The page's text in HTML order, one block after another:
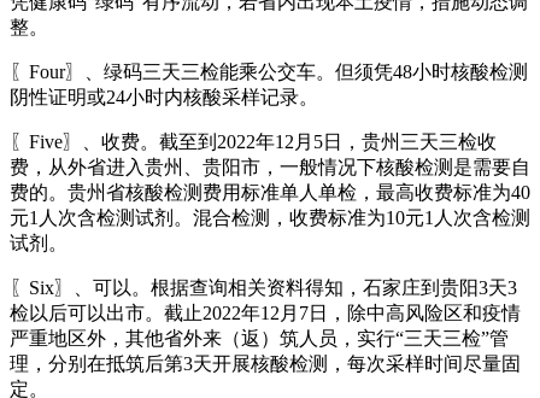
整。
〖Four〗、绿码三天三检能乘公交车。但须凭48小时核酸检测
阴性证明或24小时内核酸采样记录。
〖Five〗、收费。截至到2022年12月5日，贵州三天三检收
费，从外省进入贵州、贵阳市，一般情况下核酸检测是需要自
费的。贵州省核酸检测费用标准单人单检，最高收费标准为40
元1人次含检测试剂。混合检测，收费标准为10元1人次含检测
试剂。
〖Six〗、可以。根据查询相关资料得知，石家庄到贵阳3天3
检以后可以出市。截止2022年12月7日，除中高风险区和疫情
严重地区外，其他省外来（返）筑人员，实行“三天三检”管
理，分别在抵筑后第3天开展核酸检测，每次采样时间尽量固
定。